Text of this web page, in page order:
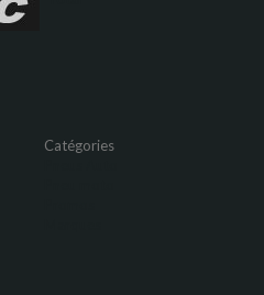
Catégories